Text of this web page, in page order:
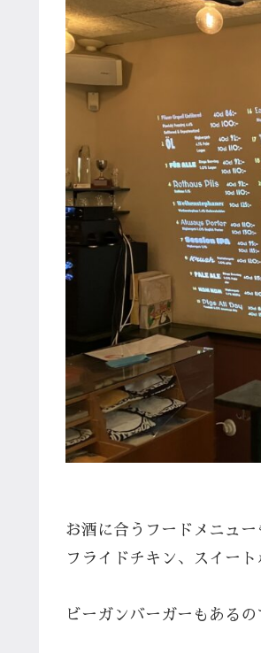
お酒に合うフードメニュ
フライドチキン、スイー
ビーガンバーガーもある